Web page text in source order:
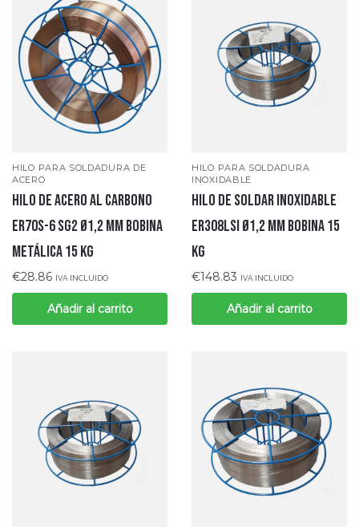
HILO PARA SOLDADURA DE
ACERO
Hilo de acero al carbono
ER70S-6 SG2 Ø1,2 mm bobina
metálica 15 kg
€28.86 IVA INCLUIDO
Añadir al carrito
HILO PARA SOLDADURA
INOXIDABLE
Hilo de soldar INOXIDABLE
ER308LSI Ø1,2 mm bobina 15
Kg
€148.83 IVA INCLUIDO
Añadir al carrito